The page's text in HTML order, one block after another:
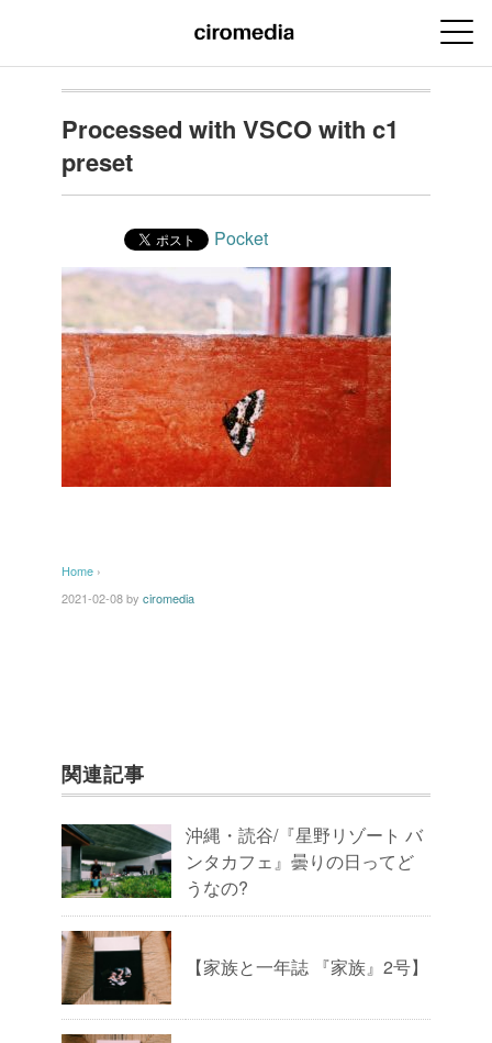
Processed with VSCO with c1
preset
Pocket
Home ›
2021-02-08by ciromedia
関連記事
沖縄・読谷/『星野リゾート バ
ンタカフェ』曇りの日ってど
うなの?
【家族と一年誌 『家族』2号】